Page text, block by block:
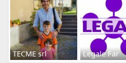
TECME srl Legale Far